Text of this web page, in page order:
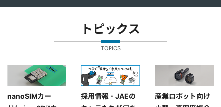
トピックス
TOPICS
nanoSIMカー
採用情報・JAEの
産業ロボット向け